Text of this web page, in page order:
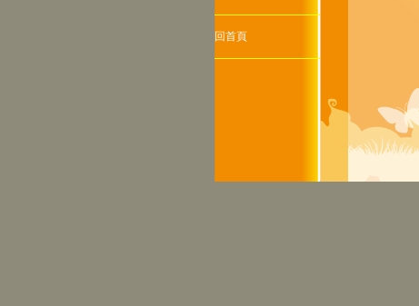
回首頁